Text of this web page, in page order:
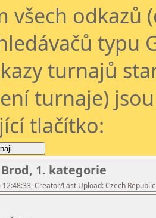
všech odkazů
typu
turnajů
turnaje)
tlačítko:
1. kategorie
Creator/Last Upload: Czech